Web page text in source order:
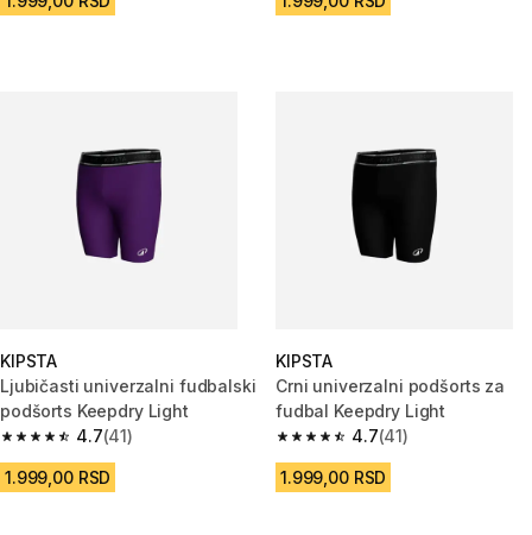
KIPSTA
Ljubičasti univerzalni fudbalski
podšorts Keepdry Light
4.7
4.7 od 5 zvezdica from 41 Recenzije
(41)
1.999,00 RSD
KIPSTA
Crni univerzalni podšorts za
fudbal Keepdry Light
4.7
4.7 od 5 zvezdica from 41
(41)
1.999,00 RSD